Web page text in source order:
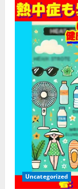
Uncategorized